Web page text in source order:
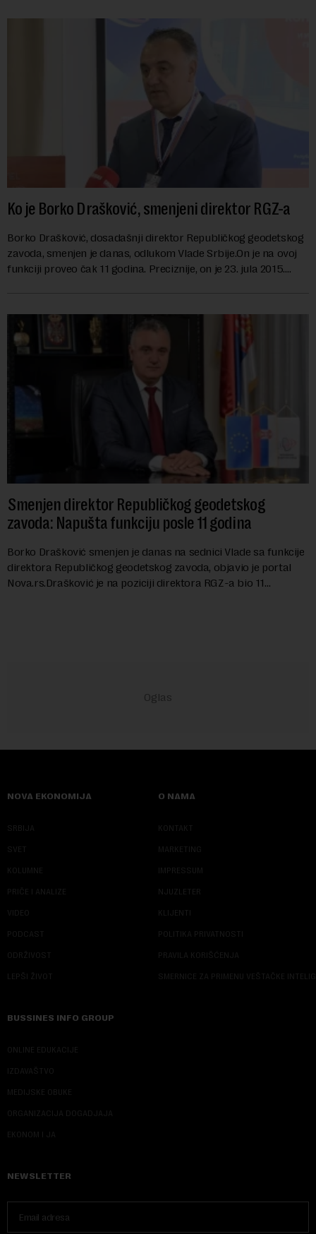
Ko je Borko Drašković, smenjeni direktor RGZ-a
Borko Drašković, dosadašnji direktor Republičkog geodetskog
zavoda, smenjen je danas, odlukom Vlade Srbije.On je na ovoj
funkciji proveo čak 11 godina. Preciznije, on je 23. jula 2015.
Smenjen direktor Republičkog geodetskog
zavoda: Napušta funkciju posle 11 godina
Borko Drašković smenjen je danas na sednici Vlade sa funkcije
direktora Republičkog geodetskog zavoda, objavio je portal
Nova.rs.Drašković je na poziciji direktora RGZ-a bio 11
NOVA EKONOMIJA
SRBIJA
SVET
KOLUMNE
PRIČE I ANALIZE
VIDEO
PODCAST
ODRŽIVOST
LEPŠI ŽIVOT
O NAMA
KONTAKT
MARKETING
IMPRESSUM
NJUZLETER
KLIJENTI
POLITIKA PRIVATNOSTI
PRAVILA KORIŠĆENJA
SMERNICE ZA PRIMENU VEŠTAČKE
BUSSINES INFO GROUP
ONLINE EDUKACIJE
IZDAVAŠTVO
MEDIJSKE OBUKE
ORGANIZACIJA DOGADJAJA
EKONOM I JA
NEWSLETTER